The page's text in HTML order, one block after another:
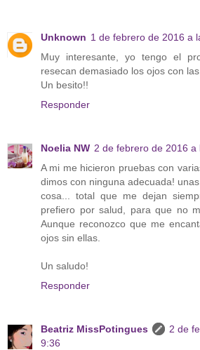
Unknown 1 de febrero de 2016 a
Muy interesante, yo tengo el
resecan demasiado los ojos con las
Un besito!!
Responder
Noelia NW 2 de febrero de 2016 a
A mi me hicieron pruebas con
dimos con ninguna adecuada!
cosa... total que me dejan
prefiero por salud, para que no
Aunque reconozco que me
ojos sin ellas.
Un saludo!
Responder
Beatriz MissPotingues
2 de
9:36